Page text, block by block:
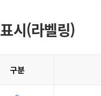
시(라벨링)
구분